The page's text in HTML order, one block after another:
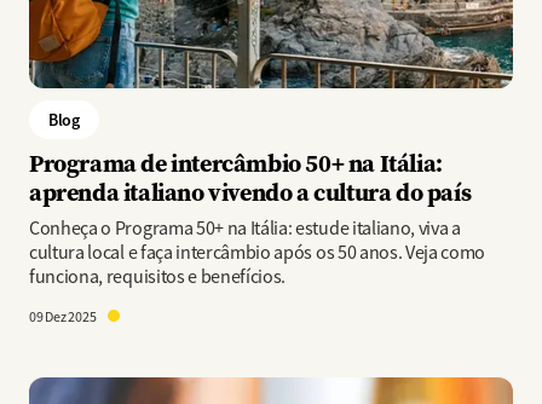
Blog
Programa de intercâmbio 50+ na Itália:
aprenda italiano vivendo a cultura do país
Conheça o Programa 50+ na Itália: estude italiano, viva a
cultura local e faça intercâmbio após os 50 anos. Veja como
funciona, requisitos e benefícios.
09 Dez 2025
Imagem